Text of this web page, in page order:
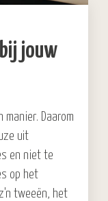
jouw
manier. Daarom
uit
en niet te
op het
tweeën, het